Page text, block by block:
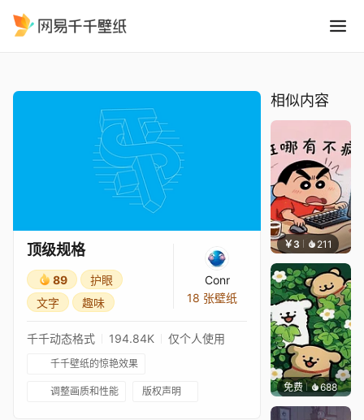
顶级规格
89
护眼
文字
趣味
Conr
18 张壁纸
千千动态格式 194.84K 仅个人使用
千千壁纸的惊艳效果
调整画质和性能 版权声明
相似内容
￥3 211 渔小小
免费 688渔小小